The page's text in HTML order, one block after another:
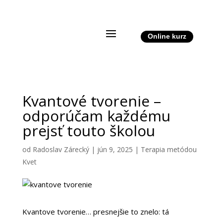
Online kurz
Kvantové tvorenie –
odporúčam každému
prejsť touto školou
od Radoslav Zárecký| jún 9, 2025 | Terapia metódou
Kvet
Kvantove tvorenie… presnejšie to znelo: tá